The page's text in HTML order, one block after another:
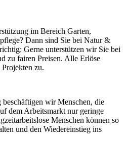
im Bereich Garten,
Dann sind Sie bei Natur &
Gerne unterstützen wir Sie bei
zu fairen Preisen. Alle Erlöse
zu.
beschäftigen wir Menschen, die
dem Arbeitsmarkt nur geringe
Menschen können so
und den Wiedereinstieg ins